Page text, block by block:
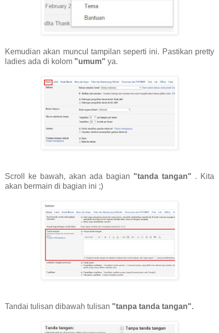
Kemudian akan muncul tampilan seperti ini. Pastikan pretty
ladies ada di kolom "umum" ya.
Scroll ke bawah, akan ada bagian "tanda tangan" . Kita
akan bermain di bagian ini ;)
Tandai tulisan dibawah tulisan "tanpa tanda tangan".